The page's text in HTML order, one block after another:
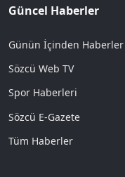
Güncel Haberler
Günün İçinden Haberler
Sözcü Web TV
Spor Haberleri
Sözcü E-Gazete
Tüm Haberler